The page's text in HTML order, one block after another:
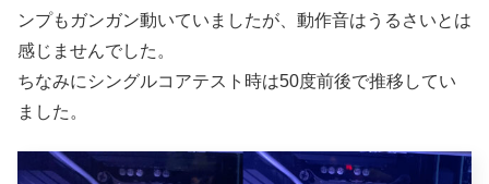
ンプもガンガン動いていましたが、動作音はうるさいとは
感じませんでした。
ちなみにシングルコアテスト時は50度前後で推移してい
ました。